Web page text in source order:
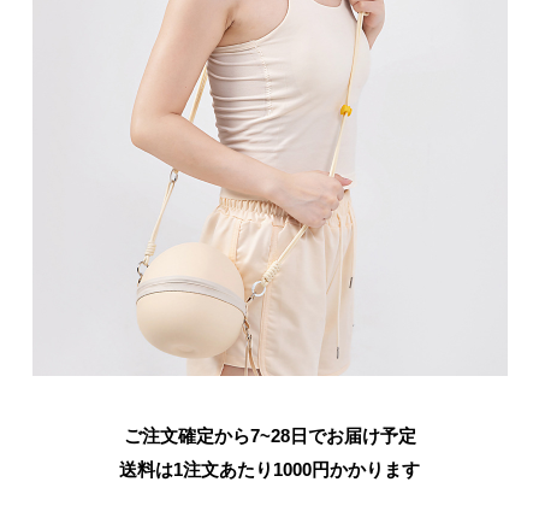
ご注文確定から7~28日でお届け予定
送料は1注文あたり 1000円かかります